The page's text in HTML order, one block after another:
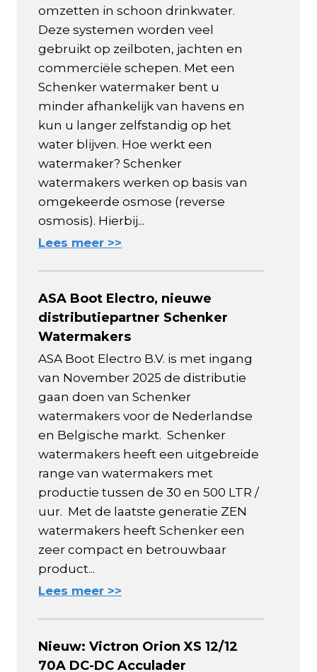
omzetten in schoon drinkwater.
Deze systemen worden veel
gebruikt op zeilboten, jachten en
commerciële schepen. Met een
Schenker watermaker bent u
minder afhankelijk van havens en
kun u langer zelfstandig op het
water blijven. Hoe werkt een
watermaker? Schenker
watermakers werken op basis van
omgekeerde osmose (reverse
osmosis). Hierbij...
Lees meer >>
ASA Boot Electro, nieuwe
distributiepartner Schenker
Watermakers
ASA Boot Electro B.V. is met ingang
van November 2025 de distributie
gaan doen van Schenker
watermakers voor de Nederlandse
en Belgische markt. Schenker
watermakers heeft een uitgebreide
range van watermakers met
productie tussen de 30 en 500 LTR /
uur. Met de laatste generatie ZEN
watermakers heeft Schenker een
zeer compact en betrouwbaar
product...
Lees meer >>
Nieuw: Victron Orion XS 12/12
70A DC-DC Acculader